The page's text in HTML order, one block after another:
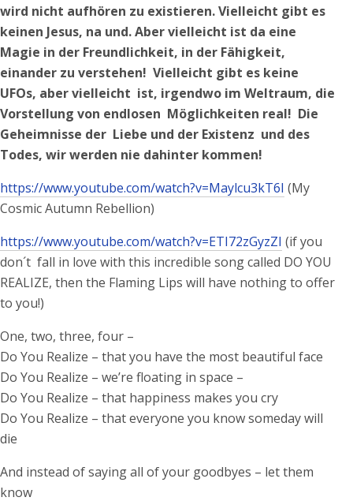
wird nicht aufhören zu existieren. Vielleicht gibt es
keinen Jesus, na und. Aber vielleicht ist da eine
Magie in der Freundlichkeit, in der Fähigkeit,
einander zu verstehen! Vielleicht gibt es keine
UFOs, aber vielleicht ist, irgendwo im Weltraum, die
Vorstellung von endlosen Möglichkeiten real! Die
Geheimnisse der Liebe und der Existenz und des
Todes, wir werden nie dahinter kommen!
https://www.youtube.com/watch?v=Maylcu3kT6I (My
Cosmic Autumn Rebellion)
https://www.youtube.com/watch?v=ETI72zGyzZI (if you
don´t fall in love with this incredible song called DO YOU
REALIZE, then the Flaming Lips will have nothing to offer
to you!)
One, two, three, four –
Do You Realize – that you have the most beautiful face
Do You Realize – we’re floating in space –
Do You Realize – that happiness makes you cry
Do You Realize – that everyone you know someday will
die
And instead of saying all of your goodbyes – let them
know